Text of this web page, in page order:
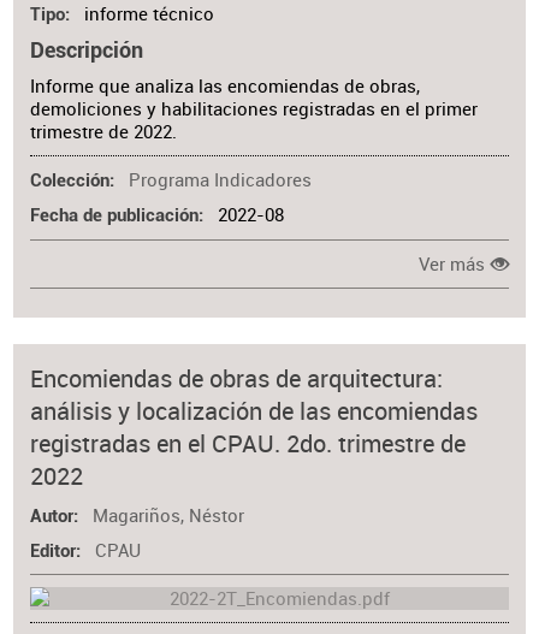
Tipo informe técnico
Descripción
Informe que analiza las encomiendas de obras,
demoliciones y habilitaciones registradas en el primer
trimestre de 2022.
Colección Programa Indicadores
Fecha de publicación 2022-08
Ver más
Encomiendas de obras de arquitectura:
análisis y localización de las encomiendas
registradas en el CPAU. 2do. trimestre de
2022
Autor Magariños, Néstor
Editor CPAU